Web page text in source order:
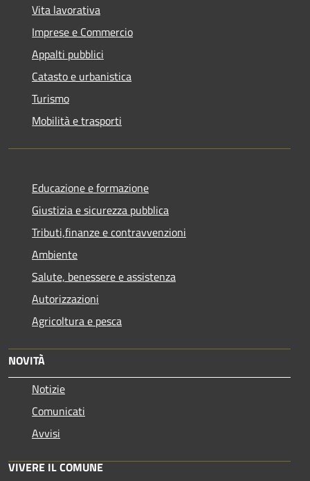
Vita lavorativa
Imprese e Commercio
Appalti pubblici
Catasto e urbanistica
Turismo
Mobilità e trasporti
Educazione e formazione
Giustizia e sicurezza pubblica
Tributi,finanze e contravvenzioni
Ambiente
Salute, benessere e assistenza
Autorizzazioni
Agricoltura e pesca
NOVITÀ
Notizie
Comunicati
Avvisi
VIVERE IL COMUNE